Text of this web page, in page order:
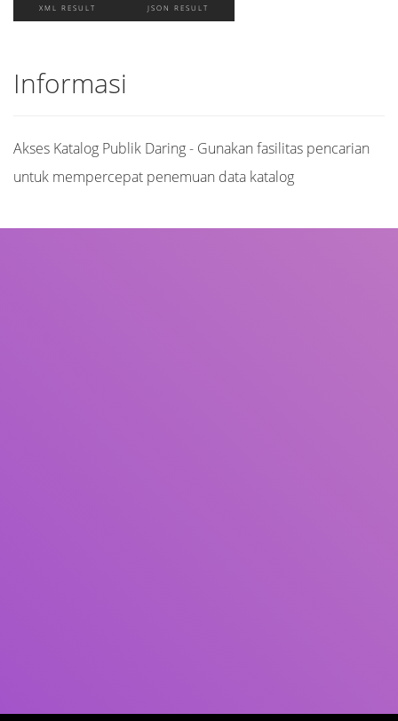
XML RESULT JSON RESULT
Informasi
Akses Katalog Publik Daring - Gunakan fasilitas pencarian
untuk mempercepat penemuan data katalog